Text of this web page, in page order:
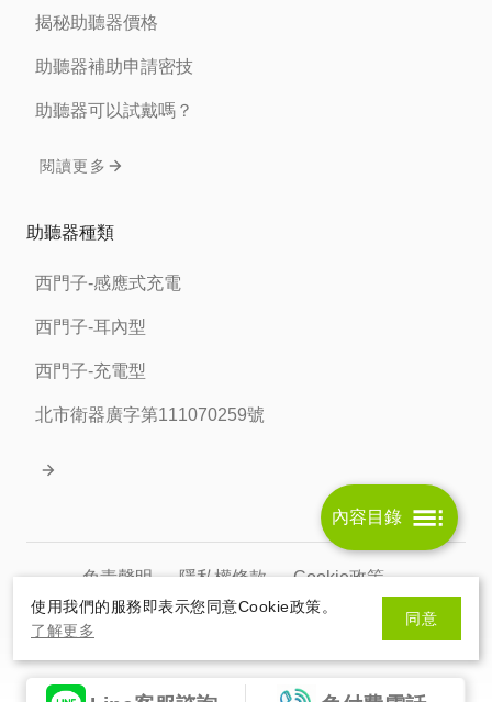
揭秘助聽器價格
助聽器補助申請密技
助聽器可以試戴嗎？
閱讀更多
助聽器種類
西門子-感應式充電
西門子-耳內型
西門子-充電型
北市衛器廣字第111070259號
免責聲明 隱私權條款 Cookie政策
© 2026 HelloSanta. All rights reserve. 網頁設計 By
內容目錄
使用我們的服務即表示您同意Cookie政策。
了解更多
同意